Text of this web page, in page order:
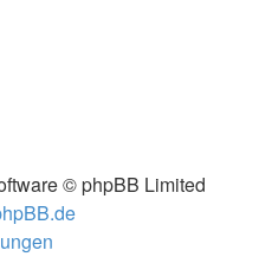
© phpBB Limited